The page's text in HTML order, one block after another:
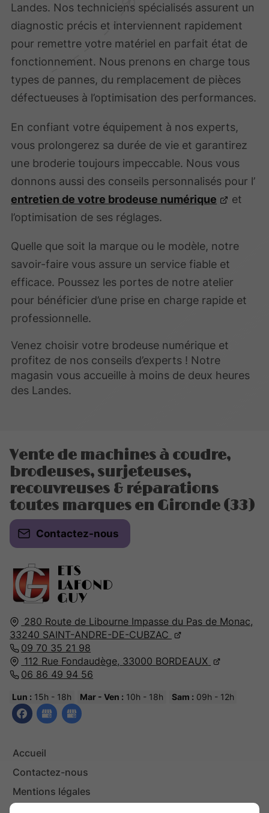
Landes. Nos techniciens spécialisés assurent un
diagnostic précis et interviennent rapidement
pour remettre votre matériel en parfait état de
fonctionnement. Nous prenons en charge tous
types de pannes, du remplacement de pièces
défectueuses à l’optimisation des performances.
En confiant votre équipement à nos experts,
vous prolongerez sa durée de vie et garantirez
une broderie toujours impeccable. Nous vous
donnons aussi des conseils personnalisés pour l’
entretien de votre brodeuse numérique
et
l’optimisation de ses réglages.
Quelle que soit la marque ou le modèle, notre
savoir-faire vous assure un service fiable et
efficace. Poussez les portes de notre atelier
pour bénéficier d’une prise en charge rapide et
professionnelle.
Venez choisir votre brodeuse numérique et
profitez de nos conseils d’experts ! Notre
magasin vous accueille à moins de deux heures
des Landes.
280 Route de Libourne Impasse du Pas de Monac,
33240 SAINT-ANDRE-DE-CUBZAC
09 70 35 21 98
112 Rue Fondaudège, 33000 BORDEAUX
06 86 49 94 56
Lun : 15h - 18h Mar - Ven : 10h - 18h Sam : 09h - 12h
Accueil
Contactez-nous
Mentions légales
Vente de machines à coudre,
brodeuses, surjeteuses,
recouvreuses & réparations
toutes marques en Gironde (33)
Contactez-nous